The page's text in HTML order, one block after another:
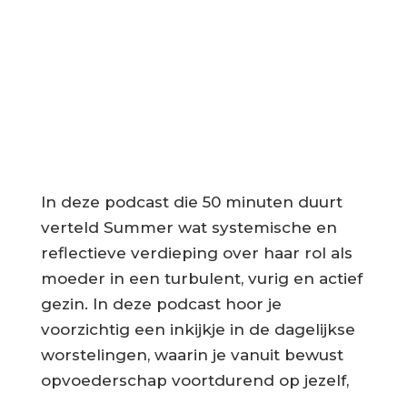
In deze podcast die 50 minuten duurt
verteld Summer wat systemische en
reflectieve verdieping over haar rol als
moeder in een turbulent, vurig en actief
gezin. In deze podcast hoor je
voorzichtig een inkijkje in de dagelijkse
worstelingen, waarin je vanuit bewust
opvoederschap voortdurend op jezelf,